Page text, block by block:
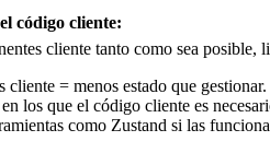
código cliente:
cliente tanto como sea
cliente = menos estado que gestionar.
en los que el código cliente es
como Zustand si las